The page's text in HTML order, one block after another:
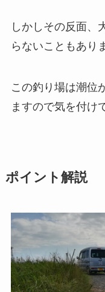
しかしその反面、
らないこともあり
この釣り場は潮位
ますので気を付け
ポイント解説